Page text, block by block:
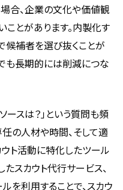
合、企業の文化や価値観
とがあります。内製化す
候補者を選び抜くことが
も長期的には削減につな
ースは？」という質問も頻
の人材や時間、そして適
ト活動に特化したツール
スカウト代行サービス、
を利用することで、スカウ